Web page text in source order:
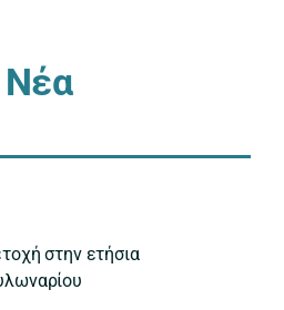
Νέα
στην ετήσια